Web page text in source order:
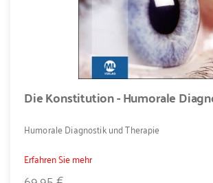
Humorale Diagnostik und Therapie
Erfahren Sie mehr